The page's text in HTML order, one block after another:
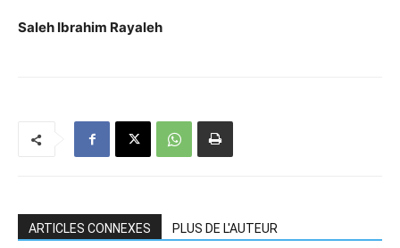
Saleh Ibrahim Rayaleh
ARTICLES CONNEXES PLUS DE L'AUTEUR